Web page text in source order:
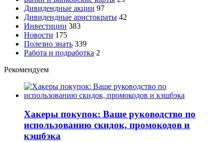
Дивидендные акции 97
Дивидендные аристократы 42
Инвестиции 383
Новости 175
Полезно знать 339
Работа и подработка 2
Рекомендуем
Хакеры покупок: Ваше руководство по
использованию скидок, промокодов и
кэшбэка